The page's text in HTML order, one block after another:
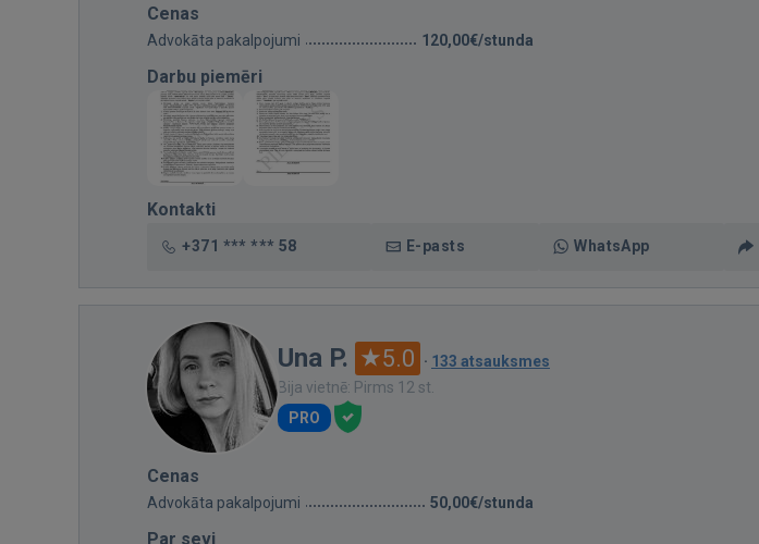
Cenas
Advokāta pakalpojumi 120,00€/stunda
Darbu piemēri
Kontakti
+371 *** *** 58 E-pasts WhatsApp
Una P. 5.0 · 133 atsauksmes
Bija vietnē: Pirms 12 st.
PRO
Cenas
Advokāta pakalpojumi 50,00€/stunda
Par sevi